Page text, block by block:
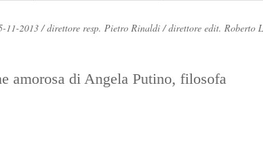
11-2013 /direttore resp. Pietro Rinaldi /direttore edit. Roberto
amorosa di Angela Putino, filosofa